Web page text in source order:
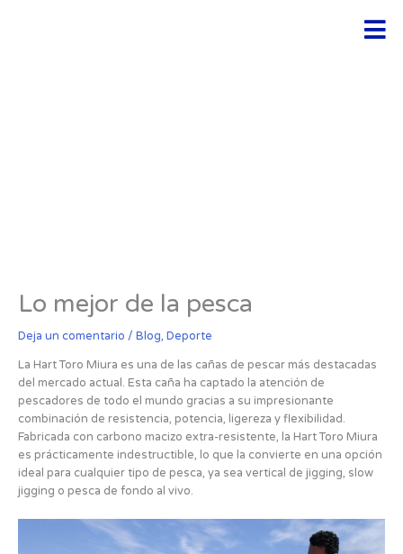
Lo mejor de la pesca
Deja un comentario / Blog, Deporte
La Hart Toro Miura es una de las cañas de pescar más destacadas
del mercado actual. Esta caña ha captado la atención de
pescadores de todo el mundo gracias a su impresionante
combinación de resistencia, potencia, ligereza y flexibilidad.
Fabricada con carbono macizo extra-resistente, la Hart Toro Miura
es prácticamente indestructible, lo que la convierte en una opción
ideal para cualquier tipo de pesca, ya sea vertical de jigging, slow
jigging o pesca de fondo al vivo.